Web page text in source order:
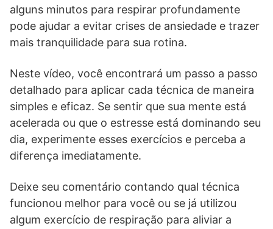
alguns minutos para respirar profundamente
pode ajudar a evitar crises de ansiedade e trazer
mais tranquilidade para sua rotina.
Neste vídeo, você encontrará um passo a passo
detalhado para aplicar cada técnica de maneira
simples e eficaz. Se sentir que sua mente está
acelerada ou que o estresse está dominando seu
dia, experimente esses exercícios e perceba a
diferença imediatamente.
Deixe seu comentário contando qual técnica
funcionou melhor para você ou se já utilizou
algum exercício de respiração para aliviar a